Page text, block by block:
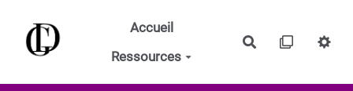
Aller au contenu principal
Accueil
Ressources
Rechercher